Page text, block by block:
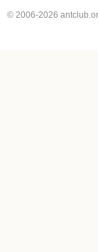
© 2006-2026